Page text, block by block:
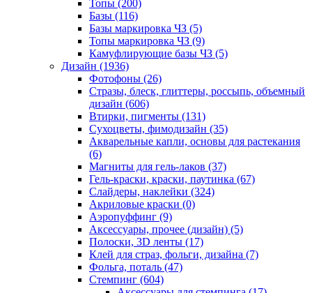
Топы (200)
Базы (116)
Базы маркировка ЧЗ (5)
Топы маркировка ЧЗ (9)
Камуфлирующие базы ЧЗ (5)
Дизайн (1936)
Фотофоны (26)
Стразы, блеск, глиттеры, россыпь, объемный
дизайн (606)
Втирки, пигменты (131)
Сухоцветы, фимодизайн (35)
Акварельные капли, основы для растекания
(6)
Магниты для гель-лаков (37)
Гель-краски, краски, паутинка (67)
Слайдеры, наклейки (324)
Акриловые краски (0)
Аэропуффинг (9)
Аксессуары, прочее (дизайн) (5)
Полоски, 3D ленты (17)
Клей для страз, фольги, дизайна (7)
Фольга, поталь (47)
Стемпинг (604)